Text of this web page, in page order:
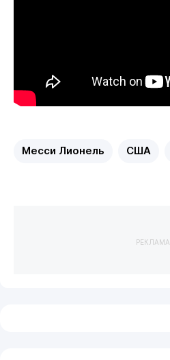
Месси Лионель США
РЕКЛАМА